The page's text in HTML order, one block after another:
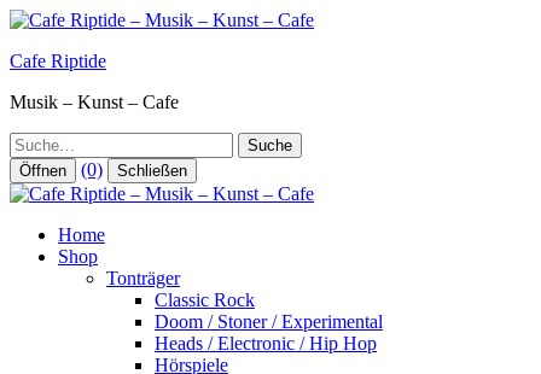
Zum
springen
Cafe Riptide
Musik – Kunst – Cafe
Suche
Öffnen (0) Schließen
Home
Shop
Tonträger
Classic Rock
Doom / Stoner / Experimental
Heads / Electronic / Hip Hop
Hörspiele